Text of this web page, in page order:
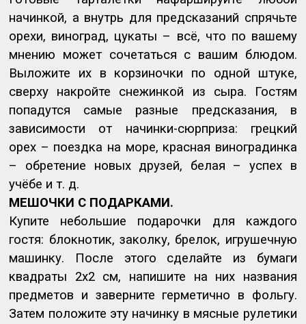
начинкой, а внутрь для предсказаний спрячьте
орехи, виноград, цукаты – всё, что по вашему
мнению может сочетаться с вашим блюдом.
Выложите их в корзиночки по одной штуке,
сверху накройте снежинкой из сыра. Гостям
попадутся самые разные предсказания, в
зависимости от начинки-сюрприза: грецкий
орех – поездка на море, красная виноградинка
– обретение новых друзей, белая – успех в
учёбе и т. д.
МЕШОЧКИ С ПОДАРКАМИ.
Купите небольшие подарочки для каждого
гостя: блокнотик, заколку, брелок, игрушечную
машинку. После этого сделайте из бумаги
квадраты 2х2 см, напишите на них названия
предметов и заверните герметично в фольгу.
Затем положите эту начинку в мясные рулетики